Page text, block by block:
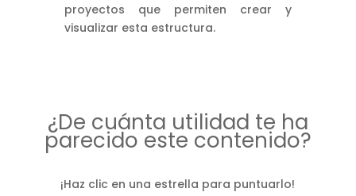
proyectos que permiten crear y
visualizar esta estructura.
¿De cuánta utilidad te ha
parecido este contenido?
¡Haz clic en una estrella para puntuarlo!